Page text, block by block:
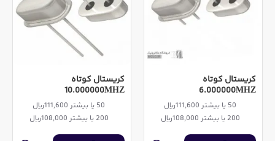
کریستال کوتاه
6.000000MHZ
50 یا بیشتر 111,600ریال
200 یا بیشتر 108,000ریال
کریستال کوتاه
10.000000MHZ
50 یا بیشتر 111,600ریال
200 یا بیشتر 108,000ریال